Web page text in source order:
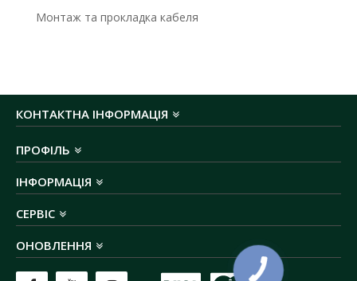
Монтаж та прокладка кабеля
КОНТАКТНА ІНФОРМАЦІЯ
ПРОФІЛЬ
ІНФОРМАЦІЯ
СЕРВІС
ОНОВЛЕННЯ